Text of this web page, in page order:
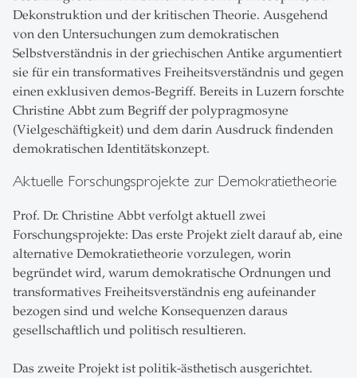
Dekonstruktion und der kritischen Theorie. Ausgehend
von den Untersuchungen zum demokratischen
Selbstverständnis in der griechischen Antike argumentiert
sie für ein transformatives Freiheitsverständnis und gegen
einen exklusiven demos-Begriff. Bereits in Luzern forschte
Christine Abbt zum Begriff der polypragmosyne
(Vielgeschäftigkeit) und dem darin Ausdruck findenden
demokratischen Identitätskonzept.
Aktuelle Forschungsprojekte zur Demokratietheorie
Prof. Dr. Christine Abbt verfolgt aktuell zwei
Forschungsprojekte: Das erste Projekt zielt darauf ab, eine
alternative Demokratietheorie vorzulegen, worin
begründet wird, warum demokratische Ordnungen und
transformatives Freiheitsverständnis eng aufeinander
bezogen sind und welche Konsequenzen daraus
gesellschaftlich und politisch resultieren.
Das zweite Projekt ist politik-ästhetisch ausgerichtet.